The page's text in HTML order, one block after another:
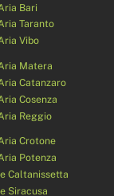
Bari
Taranto
Vibo
Matera
Catanzaro
Cosenza
Reggio
Crotone
Potenza
Caltanissetta
Siracusa